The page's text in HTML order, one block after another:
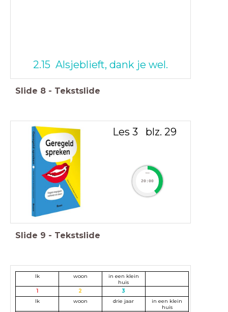
2.15 Alsjeblieft, dank je wel.
Slide 8 - Tekstslide
Les 3 blz. 29
timer
20:00
Slide 9 - Tekstslide
Ik woon
in een klein
huis
1
2
3
Ik
woon drie jaar
in een klein
huis